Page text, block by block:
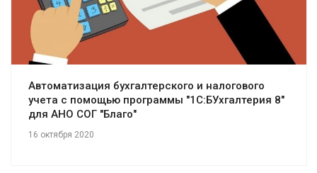
Автоматизация бухгалтерского и налогового
учета с помощью программы "1С:БУхгалтерия 8"
для АНО СОГ "Благо"
16 октября 2020